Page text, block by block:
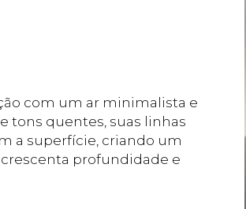
com um ar minimalista e
tons quentes, suas linhas
a superfície, criando um
profundidade e